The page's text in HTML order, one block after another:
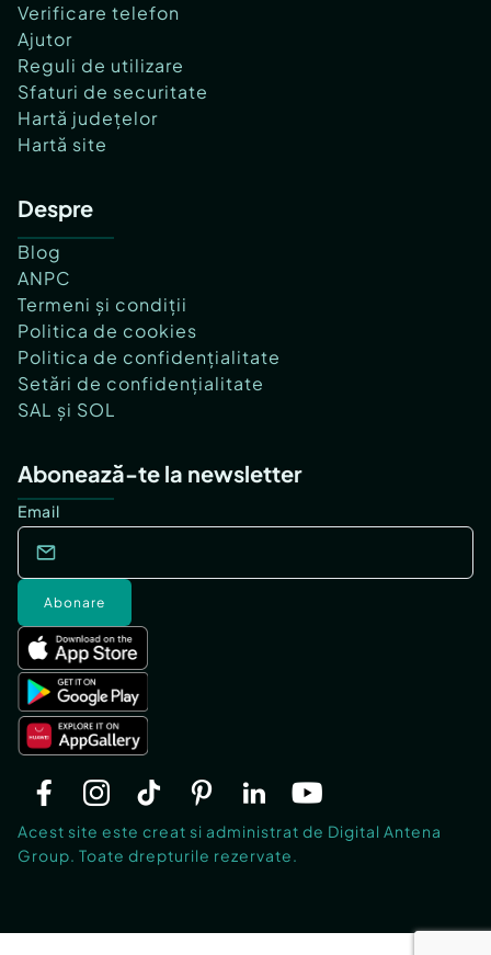
Verificare telefon
Ajutor
Reguli de utilizare
Sfaturi de securitate
Hartă județelor
Hartă site
Despre
Blog
ANPC
Termeni și condiții
Politica de cookies
Politica de confidențialitate
Setări de confidențialitate
SAL și SOL
Abonează-te la newsletter
Email
Abonare
Acest site este creat si administrat de Digital Antena
Group. Toate drepturile rezervate.